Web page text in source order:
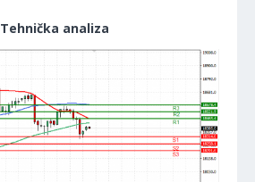
Tehnička analiza